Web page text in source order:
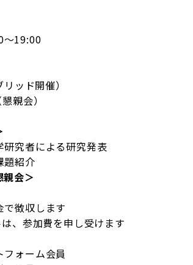
～19:00
ッド開催）
親会）
研究者による研究発表
題紹介
会＞
で徴収します
、参加費を申し受けます
フォーム会員